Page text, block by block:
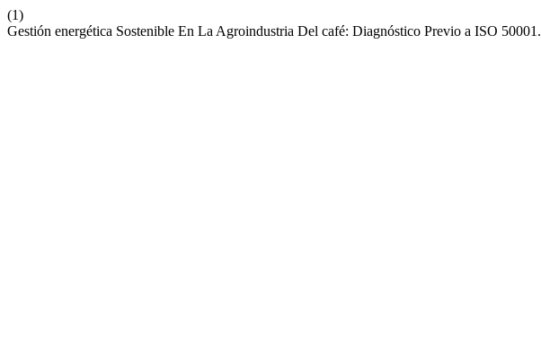
(1)
Gestión energética Sostenible En La Agroindustria Del café: Diagnóstico Previo a ISO 50001.